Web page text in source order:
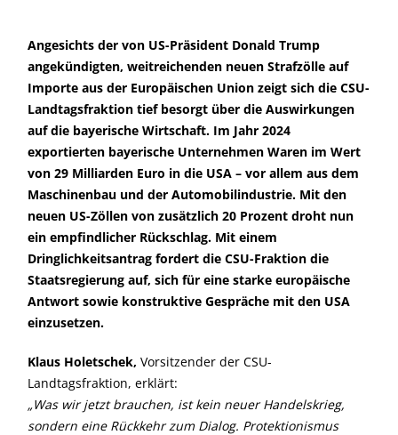
Angesichts der von US-Präsident Donald Trump
angekündigten, weitreichenden neuen Strafzölle auf
Importe aus der Europäischen Union zeigt sich die CSU-
Landtagsfraktion tief besorgt über die Auswirkungen
auf die bayerische Wirtschaft. Im Jahr 2024
exportierten bayerische Unternehmen Waren im Wert
von 29 Milliarden Euro in die USA – vor allem aus dem
Maschinenbau und der Automobilindustrie. Mit den
neuen US-Zöllen von zusätzlich 20 Prozent droht nun
ein empfindlicher Rückschlag. Mit einem
Dringlichkeitsantrag fordert die CSU-Fraktion die
Staatsregierung auf, sich für eine starke europäische
Antwort sowie konstruktive Gespräche mit den USA
einzusetzen.
Klaus Holetschek, Vorsitzender der CSU-
Landtagsfraktion, erklärt:
Was wir jetzt brauchen, ist kein neuer Handelskrieg,
sondern eine Rückkehr zum Dialog. Protektionismus